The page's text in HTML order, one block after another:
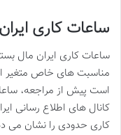
ساعات کاری
ساعات کاری ایران مال
مناسبت های خاص متغیر
است پیش از مراجعه،
کانال های اطلاع رسانی
کاری حدودی را نشان می